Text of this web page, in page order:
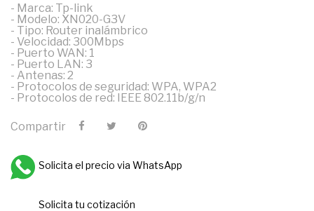
- Marca: Tp-link
- Modelo: XN020-G3V
- Tipo: Router inalámbrico
- Velocidad: 300Mbps
- Puerto WAN: 1
- Puerto LAN: 3
- Antenas: 2
- Protocolos de seguridad: WPA, WPA2
- Protocolos de red: IEEE 802.11b/g/n
Compartir
Solicita el precio via WhatsApp
Solicita tu cotización